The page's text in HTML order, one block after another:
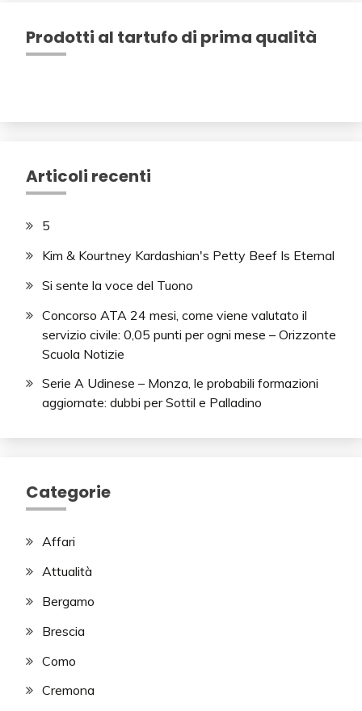
Prodotti al tartufo di prima qualità
Articoli recenti
5
Kim & Kourtney Kardashian's Petty Beef Is Eternal
Si sente la voce del Tuono
Concorso ATA 24 mesi, come viene valutato il
servizio civile: 0,05 punti per ogni mese – Orizzonte
Scuola Notizie
Serie A Udinese – Monza, le probabili formazioni
aggiornate: dubbi per Sottil e Palladino
Categorie
Affari
Attualità
Bergamo
Brescia
Como
Cremona